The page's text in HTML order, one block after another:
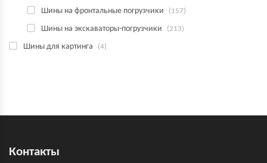
Шины на фронтальные погрузчики (157)
Шины на экскаваторы-погрузчики (213)
Шины для картинга (4)
Контакты